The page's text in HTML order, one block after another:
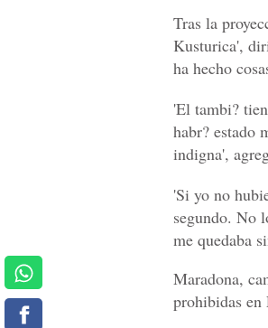
Tras la
Kusturica',
ha hecho
'El tambi?
habr? estado
indigna',
'Si yo no
segundo. No
me quedaba
Maradona,
prohibidas en